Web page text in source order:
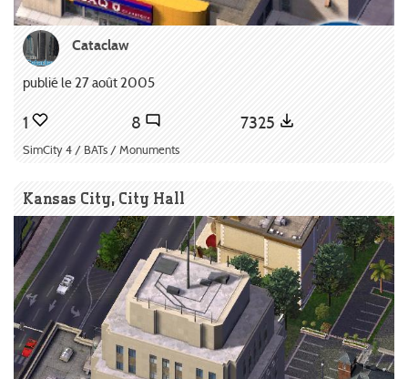
Cataclaw
publié le 27 août 2005
1 8 7325
SimCity 4 / BATs / Monuments
Kansas City, City Hall